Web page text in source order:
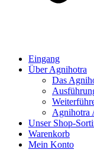
Eingang
Über Agnihotra
Das
Agnihotra
Unser Shop-
Warenkorb
Mein Konto